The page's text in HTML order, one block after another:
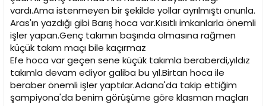
vardı.Ama istenmeyen bir şekilde yollar ayrılmıştı onunla.
Aras'ın yazdığı gibi Barış hoca var.Kısıtlı imkanlarla önemli
işler yapan.Genç takımın başında olmasına rağmen
küçük takım maçı bile kaçırmaz
Efe hoca var geçen sene küçük takımla beraberdi,yıldız
takımla devam ediyor galiba bu yıl.Birtan hoca ile
beraber önemli işler yaptılar.Adana'da takip ettiğim
şampiyona'da benim görüşüme göre klasman maçları